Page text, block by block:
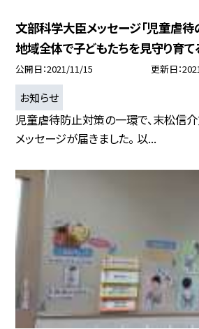
文部科学大臣メッセージ「児童虐
地域全体で子どもたちを見守り育て
公開日 2021/11/15 更新日
お知らせ
児童虐待防止対策の一環で、末松信介
メッセージが届きました。 以...